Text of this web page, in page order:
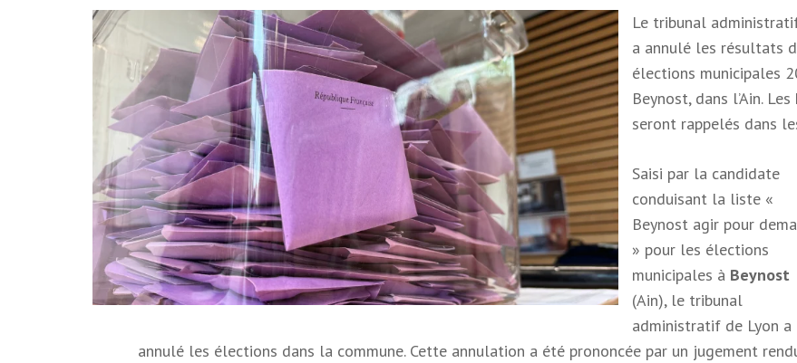
Le tribunal
a annulé les résultats
élections municipales
Beynost, dans l’Ain.
seront rappelés dans
Saisi par la candidate
conduisant la liste «
Beynost agir pour
» pour les élections
municipales à Beynost
(Ain), le tribunal
administratif de Lyon a
annulé les élections dans la commune. Cette annulation a été prononcée par un jugement